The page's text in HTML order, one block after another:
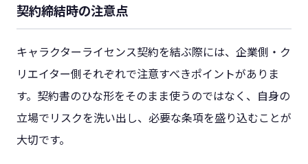
契約締結時の注意点
キャラクターライセンス契約を結ぶ際には、企業側・ク
リエイター側それぞれで注意すべきポイントがありま
す。契約書のひな形をそのまま使うのではなく、自身の
立場でリスクを洗い出し、必要な条項を盛り込むことが
大切です。